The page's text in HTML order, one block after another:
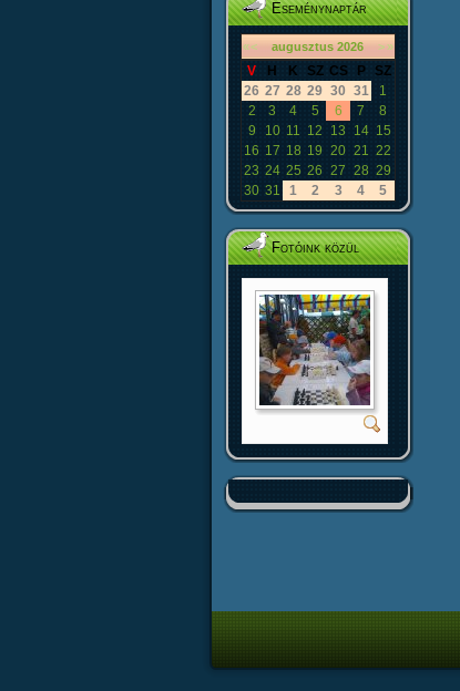
Eseménynaptár
«< augusztus 2026 >»
V H K SZ CS P
SZ
26 27 28 29 30 31
1
2
3 4 5 6 7
8
9
10 11 12 13 14 15
16 17 18 19 20 21 22
23 24 25 26 27 28 29
30 31 1 2 3 4 5
Fotóink közül